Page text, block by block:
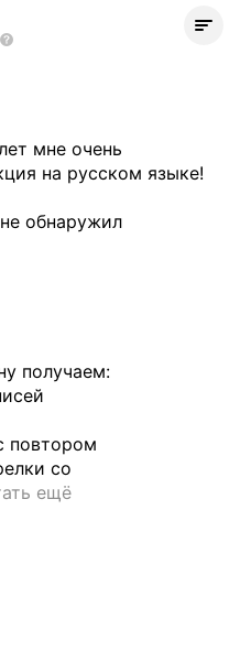
мне очень
на русском языке!
обнаружил
получаем:
повтором
со
ещё